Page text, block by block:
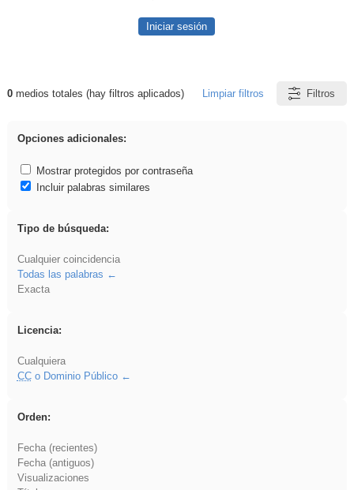
Iniciar sesión
Resultados de: Oral
0medios totales (hay filtros aplicados) Limpiar filtros Filtros
Opciones adicionales:
Mostrar protegidos por contraseña
Incluir palabras similares
Tipo de búsqueda:
Cualquier coincidencia
Todas las palabras
Exacta
Licencia:
Cualquiera
CCo Dominio Público
Orden:
Fecha (recientes)
Fecha (antiguos)
Visualizaciones